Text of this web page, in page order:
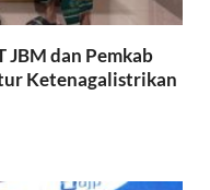
JBM dan Pemkab
Ketenagalistrikan